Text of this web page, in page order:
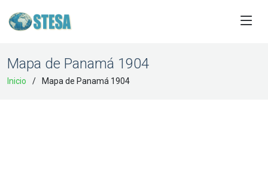
Mapa de Panamá 1904
Inicio Mapa de Panamá 1904